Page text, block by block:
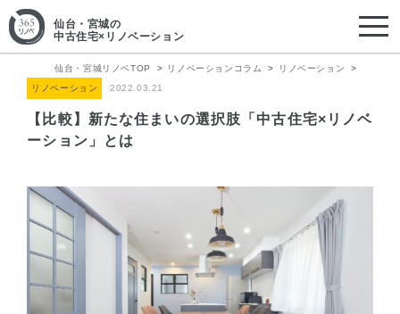
仙台・宮城の
中古住宅×リノベーション
仙台・宮城リノベTOP リノベーションコラム
リノベーション
リノベーション
2022.03.21
【比較】新たな住まいの選択肢「中古住宅×リノベ
ーション」とは